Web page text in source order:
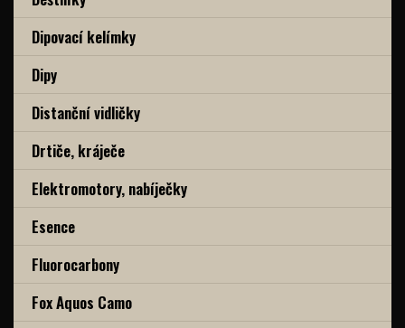
Dipovací kelímky
Dipy
Distanční vidličky
Drtiče, kráječe
Elektromotory, nabíječky
Esence
Fluorocarbony
Fox Aquos Camo